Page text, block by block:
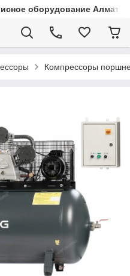
оборудование Алматы
Компрессоры